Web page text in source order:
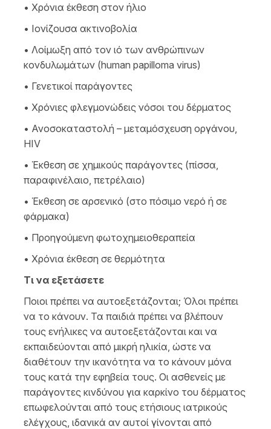
• Χρόνια έκθεση στον ήλιο
• Ιονίζουσα ακτινοβολία
• Λοίμωξη από τον ιό των ανθρώπινων
κονδυλωμάτων (human papilloma virus)
• Γενετικοί παράγοντες
• Χρόνιες φλεγμονώδεις νόσοι του δέρματος
• Ανοσοκαταστολή – μεταμόσχευση οργάνου,
HIV
• Έκθεση σε χημικούς παράγοντες (πίσσα,
παραφινέλαιο, πετρέλαιο)
• Έκθεση σε αρσενικό (στο πόσιμο νερό ή σε
φάρμακα)
• Προηγούμενη φωτοχημειοθεραπεία
• Χρόνια έκθεση σε θερμότητα
Τι να εξετάσετε
Ποιοι πρέπει να αυτοεξετάζονται; Όλοι πρέπει
να το κάνουν. Τα παιδιά πρέπει να βλέπουν
τους ενήλικες να αυτοεξετάζονται και να
εκπαιδεύονται από μικρή ηλικία, ώστε να
διαθέτουν την ικανότητα να το κάνουν μόνα
τους κατά την εφηβεία τους. Οι ασθενείς με
παράγοντες κινδύνου για καρκίνο του δέρματος
επωφελούνται από τους ετήσιους ιατρικούς
ελέγχους, ιδανικά αν αυτοί γίνονται από